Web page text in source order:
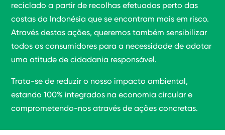
reciclado a partir de recolhas efetuadas perto das
costas da Indonésia que se encontram mais em risco.
Através destas ações, queremos também sensibilizar
todos os consumidores para a necessidade de adotar
uma atitude de cidadania responsável.
Trata-se de reduzir o nosso impacto ambiental,
estando 100% integrados na economia circular e
comprometendo-nos através de ações concretas.